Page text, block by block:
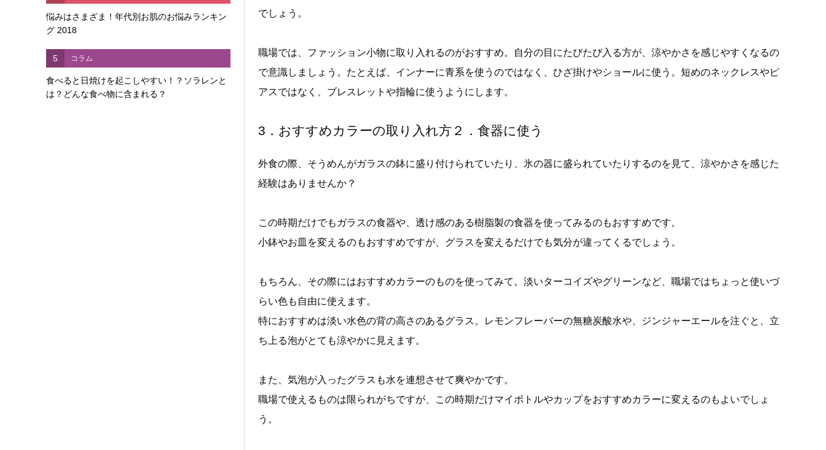
でしょう。
職場では、ファッション小物に取り入れるのがおすすめ。自分の目にたびたび入る方が、涼やかさを感じやすくなるの
で意識しましょう。たとえば、インナーに青系を使うのではなく、ひざ掛けやショールに使う。短めのネックレスやピ
アスではなく、ブレスレットや指輪に使うようにします。
3．おすすめカラーの取り入れ方２．食器に使う
外食の際、そうめんがガラスの鉢に盛り付けられていたり、氷の器に盛られていたりするのを見て、涼やかさを感じた
経験はありませんか？
この時期だけでもガラスの食器や、透け感のある樹脂製の食器を使ってみるのもおすすめです。
小鉢やお皿を変えるのもおすすめですが、グラスを変えるだけでも気分が違ってくるでしょう。
もちろん、その際にはおすすめカラーのものを使ってみて。淡いターコイズやグリーンなど、職場ではちょっと使いづ
らい色も自由に使えます。
特におすすめは淡い水色の背の高さのあるグラス。レモンフレーバーの無糖炭酸水や、ジンジャーエールを注ぐと、立
ち上る泡がとても涼やかに見えます。
また、気泡が入ったグラスも水を連想させて爽やかです。
職場で使えるものは限られがちですが、この時期だけマイボトルやカップをおすすめカラーに変えるのもよいでしょ
う。
悩みはさまざま！年代別お肌のお悩みランキン
グ 2018
5 コラム
食べると日焼けを起こしやすい！？ソラレンと
は？どんな食べ物に含まれる？